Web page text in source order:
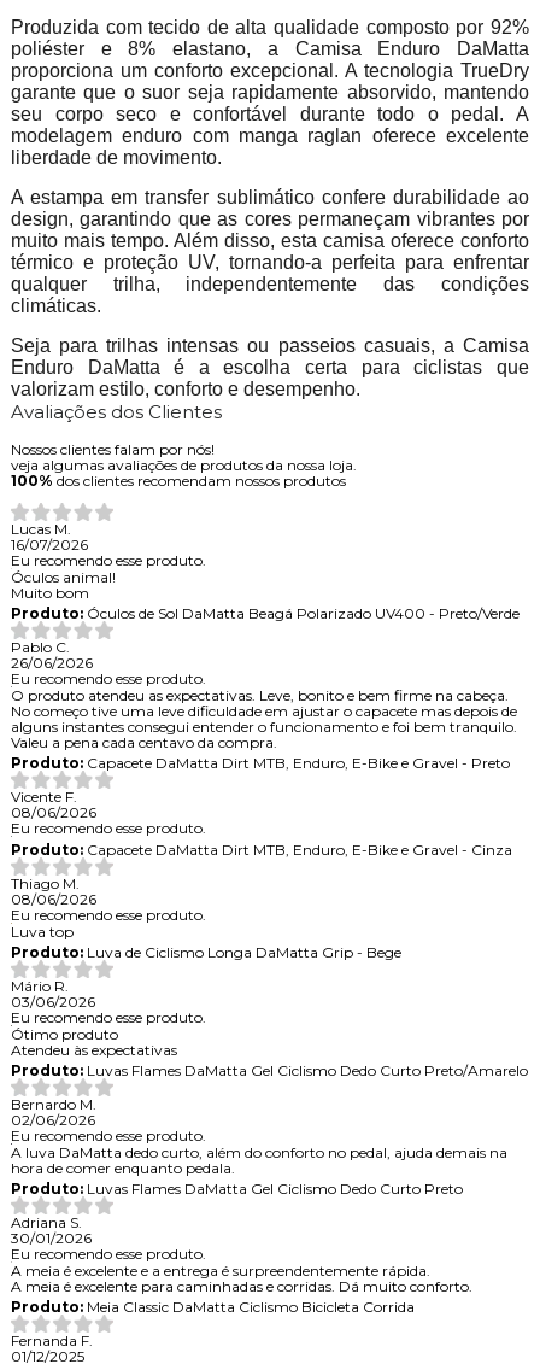
Produzida com tecido de alta qualidade composto por 92%
poliéster e 8% elastano, a Camisa Enduro DaMatta
proporciona um conforto excepcional. A tecnologia TrueDry
garante que o suor seja rapidamente absorvido, mantendo
seu corpo seco e confortável durante todo o pedal. A
modelagem enduro com manga raglan oferece excelente
liberdade de movimento.
A estampa em transfer sublimático confere durabilidade ao
design, garantindo que as cores permaneçam vibrantes por
muito mais tempo. Além disso, esta camisa oferece conforto
térmico e proteção UV, tornando-a perfeita para enfrentar
qualquer trilha, independentemente das condições
climáticas.
Seja para trilhas intensas ou passeios casuais, a Camisa
Enduro DaMatta é a escolha certa para ciclistas que
valorizam estilo, conforto e desempenho.
Avaliações dos Clientes
Nossos clientes falam por nós!
veja algumas avaliações de produtos da nossa loja.
100% dos clientes recomendam nossos produtos
Lucas M.
16/07/2026
Eu recomendo esse produto.
Óculos animal!
Muito bom
Produto:Óculos de Sol DaMatta Beagá Polarizado UV400 - Preto/Verde
Pablo C.
26/06/2026
Eu recomendo esse produto.
O produto atendeu as expectativas. Leve, bonito e bem firme na cabeça.
No começo tive uma leve dificuldade em ajustar o capacete mas depois de
alguns instantes consegui entender o funcionamento e foi bem tranquilo.
Valeu a pena cada centavo da compra.
Produto:Capacete DaMatta Dirt MTB, Enduro, E-Bike e Gravel - Preto
Vicente F.
08/06/2026
Eu recomendo esse produto.
Produto:Capacete DaMatta Dirt MTB, Enduro, E-Bike e Gravel - Cinza
Thiago M.
08/06/2026
Eu recomendo esse produto.
Luva top
Produto:Luva de Ciclismo Longa DaMatta Grip - Bege
Mário R.
03/06/2026
Eu recomendo esse produto.
Ótimo produto
Atendeu às expectativas
Produto:Luvas Flames DaMatta Gel Ciclismo Dedo Curto Preto/Amarelo
Bernardo M.
02/06/2026
Eu recomendo esse produto.
A luva DaMatta dedo curto, além do conforto no pedal, ajuda demais na
hora de comer enquanto pedala.
Produto:Luvas Flames DaMatta Gel Ciclismo Dedo Curto Preto
Adriana S.
30/01/2026
Eu recomendo esse produto.
A meia é excelente e a entrega é surpreendentemente rápida.
A meia é excelente para caminhadas e corridas. Dá muito conforto.
Produto:Meia Classic DaMatta Ciclismo Bicicleta Corrida
Fernanda F.
01/12/2025